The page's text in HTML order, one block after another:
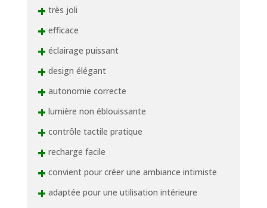
+ très joli
+ efficace
+ éclairage puissant
+ design élégant
+ autonomie correcte
+ lumière non éblouissante
+ contrôle tactile pratique
+ recharge facile
+ convient pour créer une ambiance intimiste
+ adaptée pour une utilisation intérieure